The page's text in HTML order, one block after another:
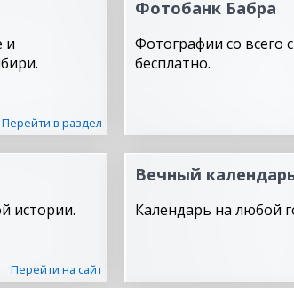
и
Перейти в раздел
Фотобанк Бабра
Фотографии со всего
бесплатно.
истории.
Перейти на сайт
Вечный
Календарь на любой